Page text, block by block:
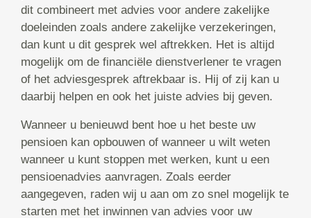
dit combineert met advies voor andere zakelijke
doeleinden zoals andere zakelijke verzekeringen,
dan kunt u dit gesprek wel aftrekken. Het is altijd
mogelijk om de financiële dienstverlener te vragen
of het adviesgesprek aftrekbaar is. Hij of zij kan u
daarbij helpen en ook het juiste advies bij geven.
Wanneer u benieuwd bent hoe u het beste uw
pensioen kan opbouwen of wanneer u wilt weten
wanneer u kunt stoppen met werken, kunt u een
pensioenadvies aanvragen. Zoals eerder
aangegeven, raden wij u aan om zo snel mogelijk te
starten met het inwinnen van advies voor uw